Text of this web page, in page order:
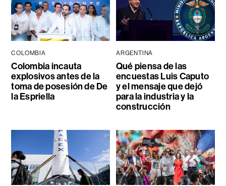
COLOMBIA
Colombia incauta
explosivos antes de la
toma de posesión de De
la Espriella
ARGENTINA
Qué piensa de las
encuestas Luis Caputo
y el mensaje que dejó
para la industria y la
construcción